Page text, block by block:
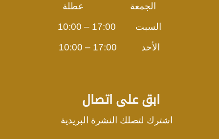
الجمعة عطلة
السبت 17:00 – 10:00
الأحد 17:00 – 10:00
ابق على اتصال
اشترك لتصلك النشرة البريدية